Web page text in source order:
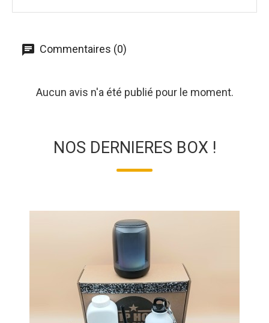
Commentaires (0)
Aucun avis n'a été publié pour le moment.
NOS DERNIERES BOX !